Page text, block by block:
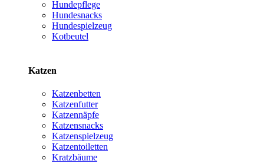
Hundepflege
Hundesnacks
Hundespielzeug
Kotbeutel
Katzen
Katzenbetten
Katzenfutter
Katzennäpfe
Katzensnacks
Katzenspielzeug
Katzentoiletten
Kratzbäume